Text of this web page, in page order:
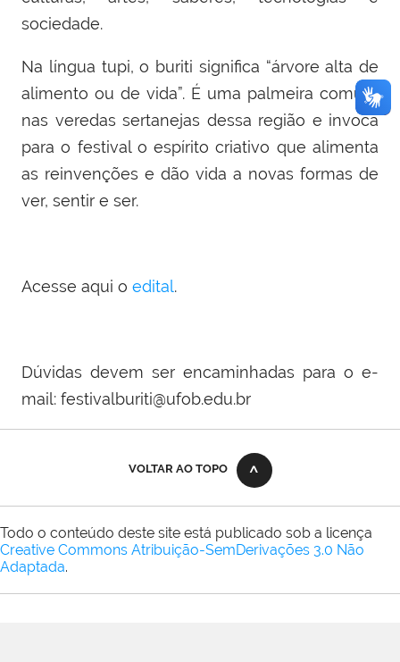
sociedade.
Na língua tupi, o buriti significa “árvore alta de
alimento ou de vida”. É uma palmeira comum
nas veredas sertanejas dessa região e invoca
para o festival o espírito criativo que alimenta
as reinvenções e dão vida a novas formas de
ver, sentir e ser.
Acesse aqui o edital.
Dúvidas devem ser encaminhadas para o e-
mail: festivalburiti@ufob.edu.br
VOLTAR AO TOPO
Todo o conteúdo deste site está publicado sob a licença
Creative Commons Atribuição-SemDerivações 3.0 Não
Adaptada.